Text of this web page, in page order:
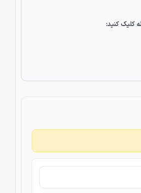
کلیک کنید: